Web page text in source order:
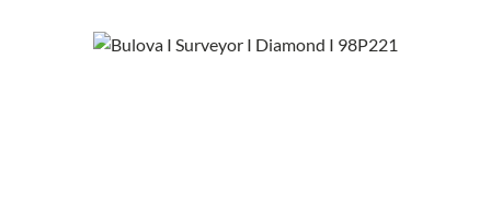
Bildergalerie überspringen